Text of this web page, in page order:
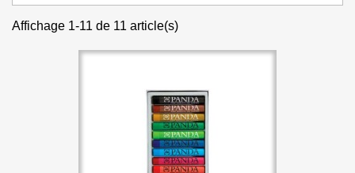
Affichage 1-11 de 11 article(s)